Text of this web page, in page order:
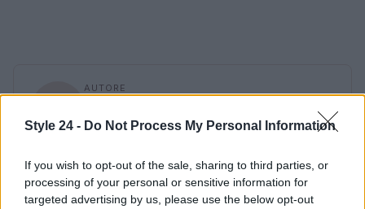
Style 24 - Do Not Process My Personal Information
If you wish to opt-out of the sale, sharing to third parties, or
processing of your personal or sensitive information for
targeted advertising by us, please use the below opt-out
AUTORE